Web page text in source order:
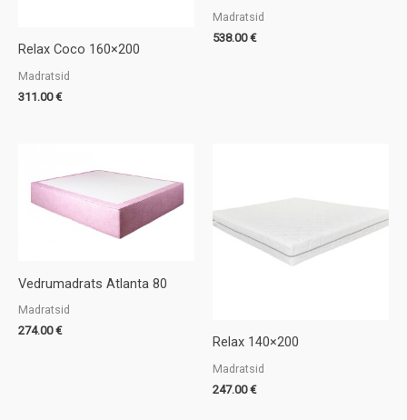
Relax Coco 160×200
Madratsid
311.00€
Madratsid
538.00€
Vedrumadrats Atlanta 80
Madratsid
274.00€
Relax 140×200
Madratsid
247.00€